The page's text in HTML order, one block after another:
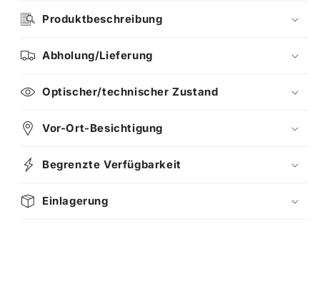
Produktbeschreibung
Abholung/Lieferung
Optischer/technischer Zustand
Vor-Ort-Besichtigung
Begrenzte Verfügbarkeit
Einlagerung